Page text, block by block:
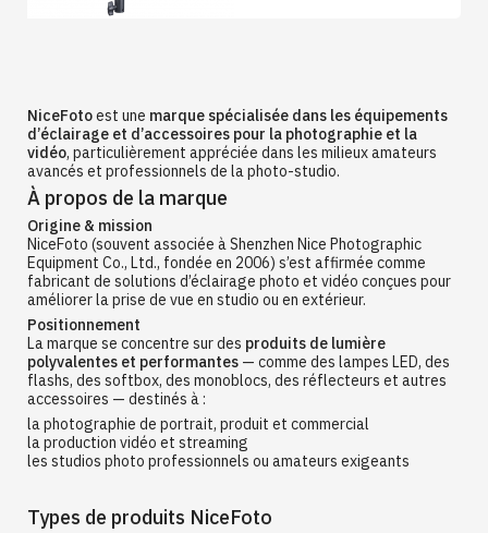
NiceFotoest une marque spécialisée dans les équipements
d’éclairage et d’accessoires pour la photographie et la
vidéo, particulièrement appréciée dans les milieux amateurs
avancés et professionnels de la photo-studio.
À propos de la marque
Origine & mission
NiceFoto (souvent associée à Shenzhen Nice Photographic
Equipment Co., Ltd., fondée en 2006) s’est affirmée comme
fabricant de solutions d’éclairage photo et vidéo conçues pour
améliorer la prise de vue en studio ou en extérieur.
Positionnement
La marque se concentre sur des produits de lumière
polyvalentes et performantes — comme des lampes LED, des
flashs, des softbox, des monoblocs, des réflecteurs et autres
accessoires — destinés à :
la photographie de portrait, produit et commercial
la production vidéo et streaming
les studios photo professionnels ou amateurs exigeants
Types de produits NiceFoto